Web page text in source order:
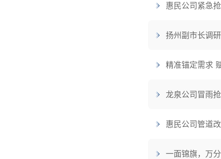
惠民公司紧急
扬州副市长调
精准锚定需求
龙泉公司冒雨
惠民公司管道
一面锦旗，万